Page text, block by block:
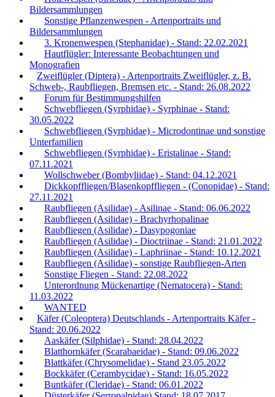
Bildersammlungen
Sonstige Pflanzenwespen - Artenportraits und
Bildersammlungen
3. Kronenwespen (Stephanidae) - Stand: 22.02.2021
Hautflügler: Interessante Beobachtungen und
Monografien
Zweiflügler (Diptera) - Artenportraits Zweiflügler, z. B.
Schweb-, Raubfliegen, Bremsen etc. - Stand: 26.08.2022
Forum für Bestimmungshilfen
Schwebfliegen (Syrphidae) - Syrphinae - Stand:
30.05.2022
Schwebfliegen (Syrphidae) - Microdontinae und sonstige
Unterfamilien
Schwebfliegen (Syrphidae) - Eristalinae - Stand:
07.11.2021
Wollschweber (Bombyliidae) - Stand: 04.12.2021
Dickkopffliegen/Blasenkopffliegen - (Conopidae) - Stand:
27.11.2021
Raubfliegen (Asilidae) - Asilinae - Stand: 06.06.2022
Raubfliegen (Asilidae) - Brachyrhopalinae
Raubfliegen (Asilidae) - Dasypogoniae
Raubfliegen (Asilidae) - Dioctriinae - Stand: 21.01.2022
Raubfliegen (Asilidae) - Laphriinae - Stand: 10.12.2021
Raubfliegen (Asilidae) - sonstige Raubfliegen-Arten
Sonstige Fliegen - Stand: 22.08.2022
Unterordnung Mückenartige (Nematocera) - Stand:
11.03.2022
WANTED
Käfer (Coleoptera) Deutschlands - Artenportraits Käfer -
Stand: 20.06.2022
Aaskäfer (Silphidae) - Stand: 28.04.2022
Blatthornkäfer (Scarabaeidae) - Stand: 09.06.2022
Blattkäfer (Chrysomelidae) - Stand 23.05.2022
Bockkäfer (Cerambycidae) - Stand: 16.05.2022
Buntkäfer (Cleridae) - Stand: 06.01.2022